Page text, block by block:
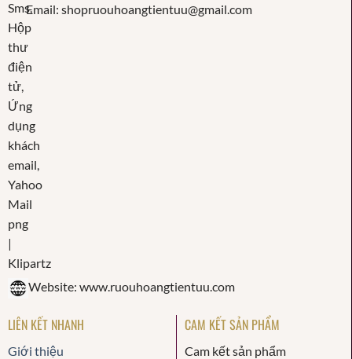
Email: shopruouhoangtientuu@gmail.com
Website: www.ruouhoangtientuu.com
LIÊN KẾT NHANH
Giới thiệu
CAM KẾT SẢN PHẨM
Cam kết sản phẩm